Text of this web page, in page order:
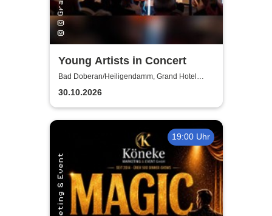
Young Artists in Concert
Bad Doberan/Heiligendamm, Grand Hotel
Heiligendamm
30.10.2026
19:00 Uhr